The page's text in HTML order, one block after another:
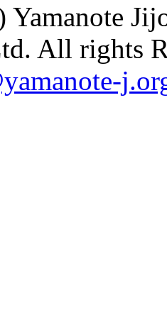
All rights